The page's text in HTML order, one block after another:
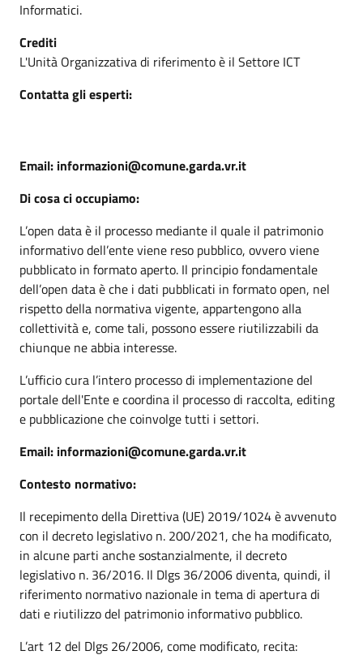
Informatici.
Crediti
L'Unità Organizzativa di riferimento è il Settore ICT
Contatta gli esperti:
Email: informazioni@comune.garda.vr.it
Di cosa ci occupiamo:
L’open data è il processo mediante il quale il patrimonio
informativo dell’ente viene reso pubblico, ovvero viene
pubblicato in formato aperto. Il principio fondamentale
dell’open data è che i dati pubblicati in formato open, nel
rispetto della normativa vigente, appartengono alla
collettività e, come tali, possono essere riutilizzabili da
chiunque ne abbia interesse.
L’ufficio cura l’intero processo di implementazione del
portale dell'Ente e coordina il processo di raccolta, editing
e pubblicazione che coinvolge tutti i settori.
Email: informazioni@comune.garda.vr.it
Contesto normativo:
Il recepimento della Direttiva (UE) 2019/1024 è avvenuto
con il decreto legislativo n. 200/2021, che ha modificato,
in alcune parti anche sostanzialmente, il decreto
legislativo n. 36/2016. Il Dlgs 36/2006 diventa, quindi, il
riferimento normativo nazionale in tema di apertura di
dati e riutilizzo del patrimonio informativo pubblico.
L’art 12 del Dlgs 26/2006, come modificato, recita: